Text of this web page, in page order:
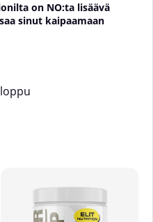
on NO:ta lisäävä
sinut kaipaamaan